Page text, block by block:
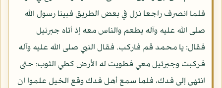
فلما انصرف راجعا نزل في بعض الطريق فبينا رسول الله
صلى الله عليه وآله يطعم والناس معه إذ أتاه جبرئيل
فقال: يا محمد قم فاركب. فقال النبي صلى الله عليه وآله
فركبت وجبرئيل معي فطويت له الأرض كطي الثوب: حتى
انتهى إلى فدك، فلما سمع أهل فدك وقع الخيل علموا ان